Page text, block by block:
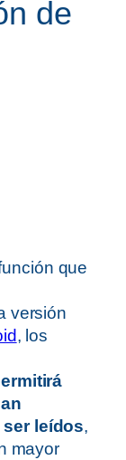
de
que
versión
, los
leídos,
mayor